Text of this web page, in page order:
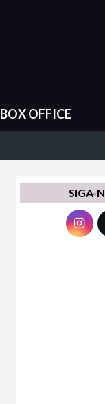
BOX OFFICE
SIGA-